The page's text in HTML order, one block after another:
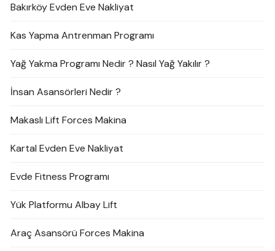
Bakırköy Evden Eve Nakliyat
Kas Yapma Antrenman Programı
Yağ Yakma Programı Nedir ? Nasıl Yağ Yakılır ?
İnsan Asansörleri Nedir ?
Makaslı Lift Forces Makina
Kartal Evden Eve Nakliyat
Evde Fitness Programı
Yük Platformu Albay Lift
Araç Asansörü Forces Makina